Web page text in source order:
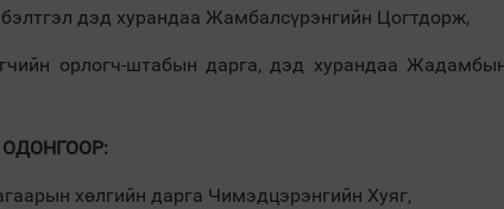
дэд хурандаа Жамбалсүрэнгийн Цогтдорж,
орлогч-штабын дарга, дэд хурандаа
хөлгийн дарга Чимэдцэрэнгийн Хуяг,